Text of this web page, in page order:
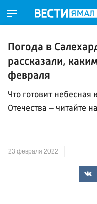
Погода в
рассказали,
февраля
Что готовит
Отечества – читайте
23 февраля 2022